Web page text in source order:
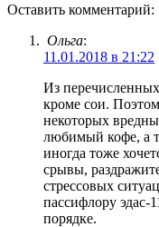
Оставить комментарий:
Ольга:
11.01.2018 в 21:22
Из
кроме сои.
некоторых
любимый кофе, а
иногда тоже
срывы,
стрессовых
пассифлору эдас-
порядке.